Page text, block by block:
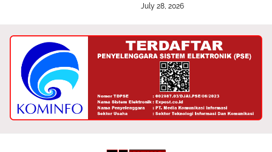
July 28, 2026